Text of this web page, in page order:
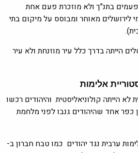
מוזכרת כ-600 פעמים בתנ"ך ולא מוזכרת פעם אחת
לירושלים מאוחר ומבוסס על מיקום בתי
הייתה בדרך כלל עיר מוזנחת ולא עיר
אלימות
לא הייתה קולוניאליסטית והיהודים רכשו
כפר אחד שהיהודים גנבו לפני מלחמת
אלימות ערבית נגד יהודים כמו טבח חברון ב-